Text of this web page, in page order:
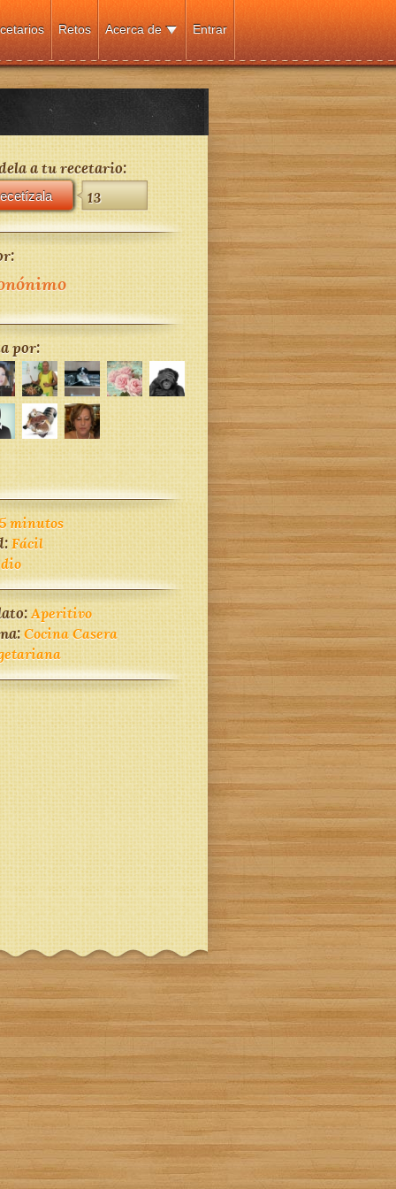
Entrar
Acerca de
Retos
a tu recetario:
13
por:
minutos
Fácil
Aperitivo
Cocina Casera